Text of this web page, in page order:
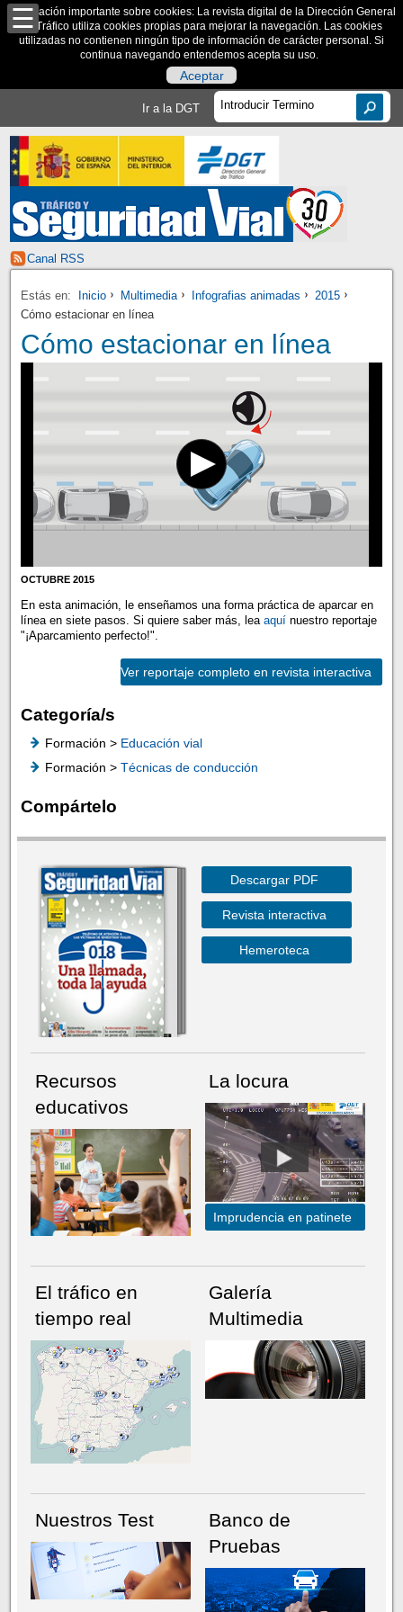
Información importante sobre cookies: La revista digital de la Dirección General
de Tráfico utiliza cookies propias para mejorar la navegación. Las cookies
utilizadas no contienen ningún tipo de información de carácter personal. Si
continua navegando entendemos acepta su uso.
Aceptar
Ir a la DGT
Canal RSS
Estás en: Inicio Multimedia Infografias animadas
2015
Cómo estacionar en línea
Cómo estacionar en línea
OCTUBRE 2015
En esta animación, le enseñamos una forma práctica de aparcar en
línea en siete pasos. Si quiere saber más, lea aquínuestro reportaje
"¡Aparcamiento perfecto!".
Ver reportaje completo en revista interactiva
Categoría/s
Formación > Educación vial
Formación > Técnicas de conducción
Compártelo
NÚMERO ACTUALHEMEROTECA
Descargar PDF
Revista interactiva
Hemeroteca
Recursos
educativos
La locura
Imprudencia en patinete
El tráfico en
tiempo real
Galería
Multimedia
Nuestros Test
Banco de
Pruebas